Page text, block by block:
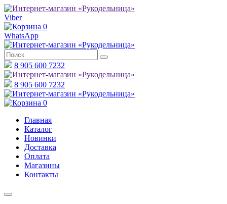
Viber
0
WhatsApp
8 905 600 7232
8 905 600 7232
0
Главная
Каталог
Новинки
Доставка
Оплата
Магазины
Контакты